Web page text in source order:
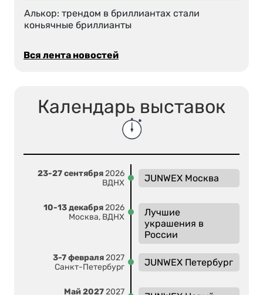
Алькор: трендом в бриллиантах стали
коньячные бриллианты
Вся лента новостей
Календарь выставок
23-27 сентября2026
ВДНХ
JUNWEX Москва
10-13 декабря2026
Москва, ВДНХ
Лучшие
украшения в
России
3-7 февраля2027
Санкт-Петербург
JUNWEX Петербург
Май 20272027